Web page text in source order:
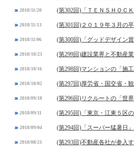
2018/11/20 (第302回)「ＴＥＮＳＨＯＣ
2018/11/13 (第301回)２０１９年３月の
2018/11/06 (第300回)「グッドデザイン
2018/10/23 (第299回)建設業界と不動産
2018/10/16 (第298回)マンションの「施
2018/10/02 (第297回)厚労省・国交省・
2018/09/18 (第296回)リクルートの「世
2018/09/11 (第295回)「東京・江東５区
2018/09/04 (第294回)「スーパー猛暑日
2018/08/21 (第293回)不動産各社が参入